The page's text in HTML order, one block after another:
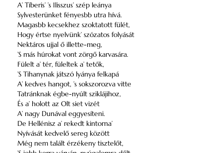
A’ Tíberis’ ’s Ilisszus’ szép leánya
Sylvesterünket fényesbb utra hívá.
Magasbb kecsekhez szoktatott fülét,
Hogy értse nyelvünk’ szózatos folyását
Nektáros ujjal ő illette-meg,
’S más húrokat vont zörgő karvasára.
Fülelt a’ tér, füleltek a’ tetők,
’S Tihanynak játszó lyánya felkapá
A’ kedves hangot, ’s sokszorozva vitte
Tatránknak égbe-nyúlt sziklájihoz,
És a’ holott az Olt siet vizét
A’ nagy Dunával eggyesíteni.
De Hellénisz a’ rekedt kintorna’
Nyívását kedvelő sereg között
Még nem talált érzékeny tisztelőt,